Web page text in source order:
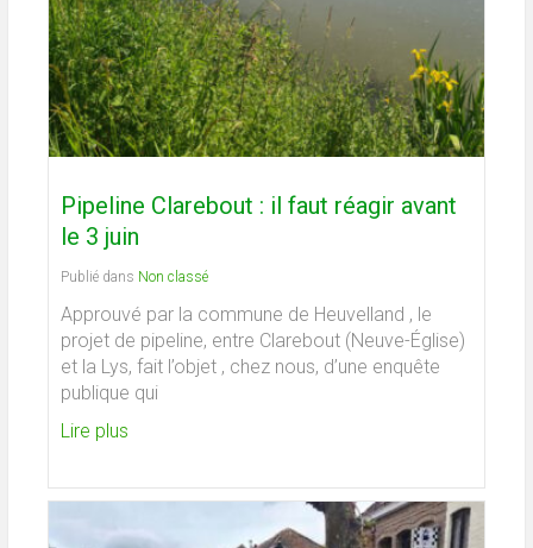
Pipeline Clarebout : il faut réagir avant
le 3 juin
Publié dans Non classé
Approuvé par la commune de Heuvelland , le
projet de pipeline, entre Clarebout (Neuve-Église)
et la Lys, fait l’objet , chez nous, d’une enquête
publique qui
Lire plus